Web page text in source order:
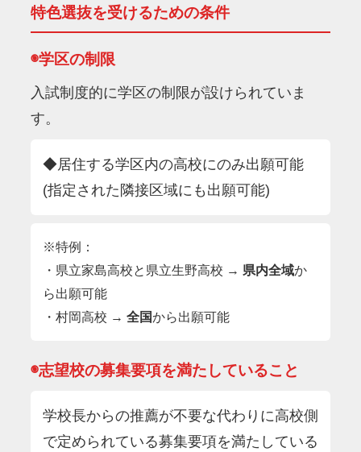
特色選抜を受けるための条件
◉学区の制限
入試制度的に学区の制限が設けられていま
す。
◆居住する学区内の高校にのみ出願可能
(指定された隣接区域にも出願可能)
※特例：
・県立家島高校と県立生野高校 → 県内全域か
ら出願可能
・村岡高校 → 全国から出願可能
◉志望校の募集要項を満たしていること
学校長からの推薦が不要な代わりに高校側
で定められている募集要項を満たしている